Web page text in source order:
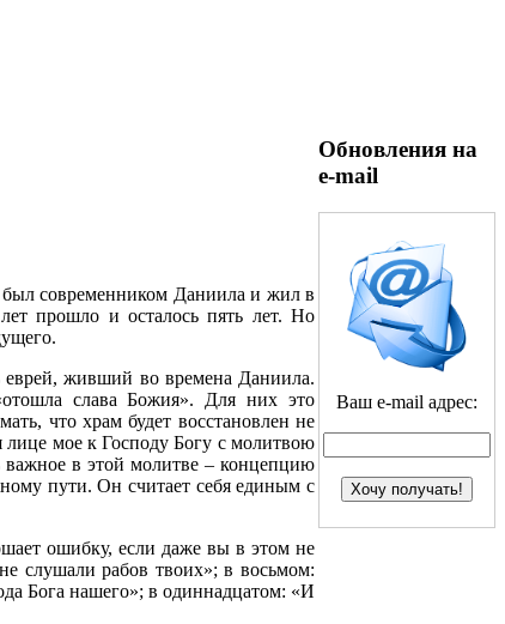
современником Даниила и жил в
прошло и осталось пять лет. Но
еврей, живший во времена Даниила.
слава Божия». Для них это
что храм будет восстановлен не
лице мое к Господу Богу с молитвою
в этой молитве – концепцию
пути. Он считает себя единым с
ошибку, если даже вы в этом не
слушали рабов твоих»; в восьмом:
Бога нашего»; в одиннадцатом: «И
Обновления на
e-mail
Ваш e-mail адрес: